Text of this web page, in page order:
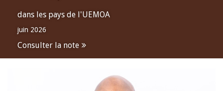
dans les pays de l'UEMOA
juin 2026
Consulter la note